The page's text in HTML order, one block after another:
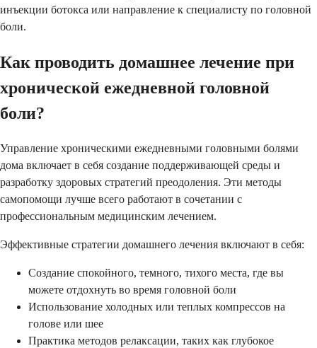
инъекции ботокса или направление к специалисту по головной
боли.
Как проводить домашнее лечение при
хронической ежедневной головной
боли?
Управление хроническими ежедневными головными болями
дома включает в себя создание поддерживающей среды и
разработку здоровых стратегий преодоления. Эти методы
самопомощи лучше всего работают в сочетании с
профессиональным медицинским лечением.
Эффективные стратегии домашнего лечения включают в себя:
Создание спокойного, темного, тихого места, где вы
можете отдохнуть во время головной боли
Использование холодных или теплых компрессов на
голове или шее
Практика методов релаксации, таких как глубокое